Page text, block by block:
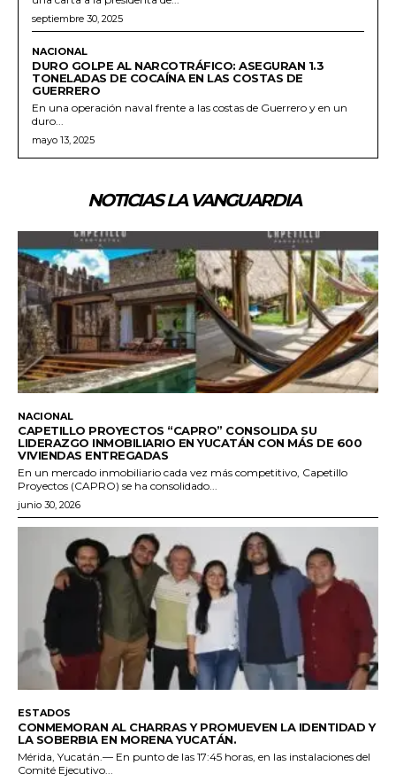
septiembre 30, 2025
NACIONAL
DURO GOLPE AL NARCOTRÁFICO: ASEGURAN 1.3
TONELADAS DE COCAÍNA EN LAS COSTAS DE
GUERRERO
En una operación naval frente a las costas de Guerrero y en un
duro...
mayo 13, 2025
NOTICIAS LA VANGUARDIA
NACIONAL
CAPETILLO PROYECTOS “CAPRO” CONSOLIDA SU
LIDERAZGO INMOBILIARIO EN YUCATÁN CON MÁS DE 600
VIVIENDAS ENTREGADAS
En un mercado inmobiliario cada vez más competitivo, Capetillo
Proyectos (CAPRO) se ha consolidado...
junio 30, 2026
ESTADOS
CONMEMORAN AL CHARRAS Y PROMUEVEN LA IDENTIDAD Y
LA SOBERBIA EN MORENA YUCATÁN.
Mérida, Yucatán.— En punto de las 17:45 horas, en las instalaciones del
Comité Ejecutivo...